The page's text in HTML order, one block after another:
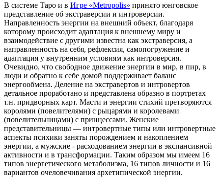
В системе Таро и в Игре «Metropolis» принято юнговское
представление об экстраверсии и интроверсии.
Направленность энергии на внешний объект, благодаря
которому происходит адаптация к внешнему миру и
взаимодействие с другими известна как экстраверсия, а
направленность на себя, рефлексия, самопогружение и
адаптация у внутренним условиям как интроверсия.
Очевидно, что свободное движение энергии в мир, в пир, в
люди и обратно к себе домой поддерживает баланс
энергообмена. Деление на экстравертов и интровертов
детальное проработано и представлена образно в портретах
т.н. придворных карт. Масти и энергии стихий претворяются
королями (повелителями) с рыцарями и королевами
(повелительницами) с принцессами. Женские
представительницы — интровертные типы или интровертные
аспекты психики заняты порождением и накоплением
энергии, а мужские - расходованием энергии в экспансивной
активности и в трансформации. Таким образом мы имеем 16
типов энергетического метаболизма, 16 типов личности и 16
вариантов очеловечивания архетипической энергии.